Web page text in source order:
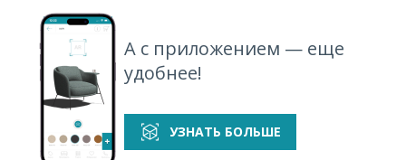
А с приложением — еще
удобнее!
УЗНАТЬ БОЛЬШЕ